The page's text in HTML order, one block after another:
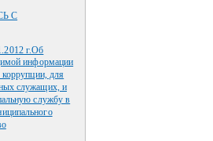
С
г.Об
информации
для
служащих, и
службу в